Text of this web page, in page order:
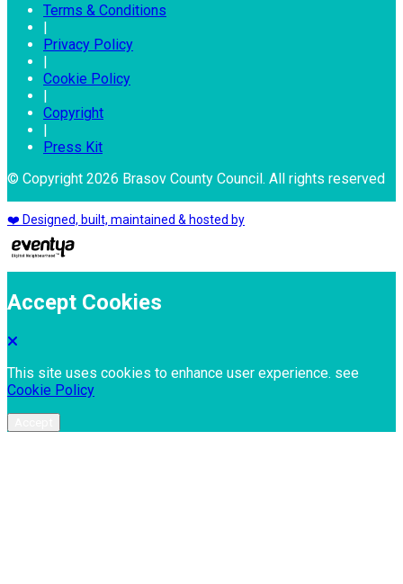
Terms & Conditions
Privacy Policy
Cookie Policy
Copyright
Press Kit
© Copyright 2026 Brasov County Council. All rights reserved
❤️ Designed, built, maintained & hosted by
Accept Cookies
This site uses cookies to enhance user experience. see
Cookie Policy